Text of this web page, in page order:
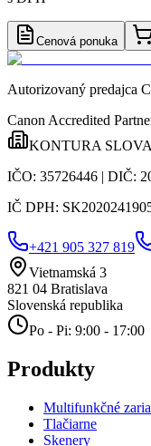
Cenová ponuka
Autorizovaný predajca
Canon Accredited
KONTURA
IČO: 35726446 | DIČ:
IČ DPH:
+421 905 327 819
Vietnamská 3
821 04 Bratislava
Slovenská republika
Po - Pi: 9:00 - 17:00
Produkty
Multifunkčné
Tlačiarne
Skenery